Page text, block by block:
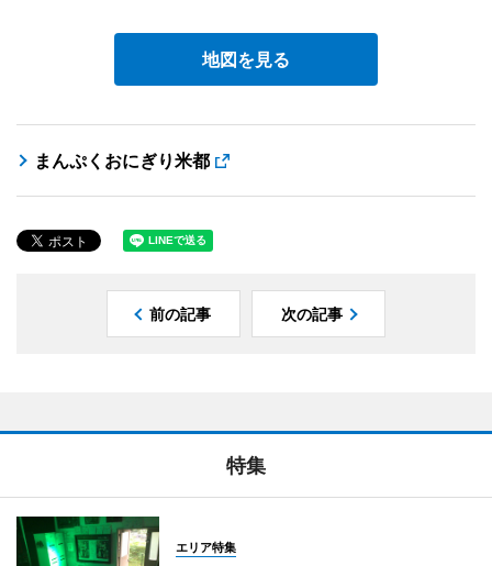
地図を見る
まんぷくおにぎり米都
前の記事 次の記事
特集
エリア特集